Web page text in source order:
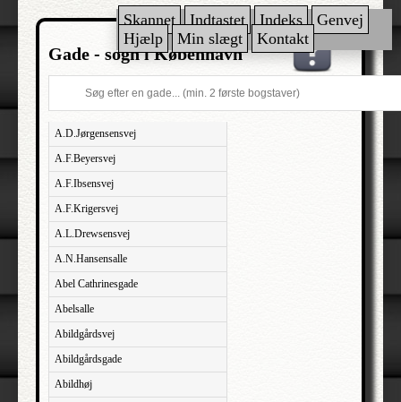
Skannet Indtastet Indeks
Genvej
Hjælp
Min slægt Kontakt
Gade - sogn i København
A.D.Jørgensensvej
A.F.Beyersvej
A.F.Ibsensvej
A.F.Krigersvej
A.L.Drewsensvej
A.N.Hansensalle
Abel Cathrinesgade
Abelsalle
Abildgårdsvej
Abildgårdsgade
Abildhøj